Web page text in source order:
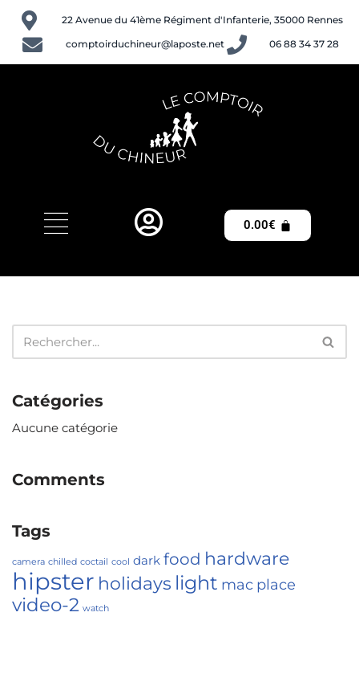
Aller
au
22 Avenue du 41ème Régiment d'Infanterie, 35000 Rennes
comptoirduchineur@laposte.net
06 88 34 37 28
0.00€
Catégories
Aucune catégorie
Comments
Tags
camera chilled coctail cool dark food hardware
hipster holidays light mac place
video-2 watch